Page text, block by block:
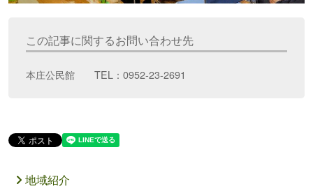
この記事に関するお問い合わせ先
本庄公民館 TEL：0952-23-2691
地域紹介